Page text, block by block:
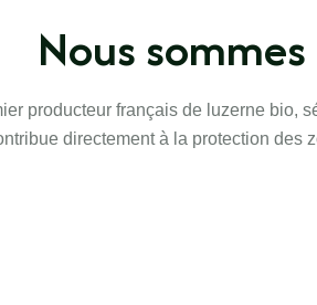
Nous
producteur français de luzerne bio,
directement à la protection des